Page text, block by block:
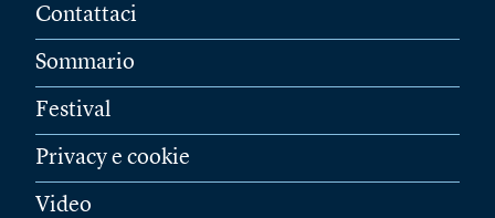
Contattaci
Sommario
Festival
Privacy e cookie
Video